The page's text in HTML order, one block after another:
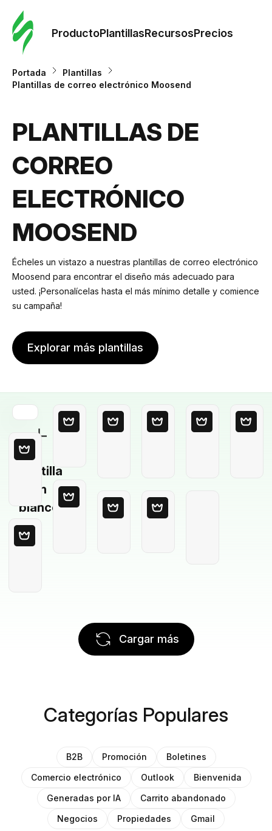
ProductoPlantillasRecursosPrecios
Portada
Plantillas
Plantillas de correo electrónico Moosend
PLANTILLAS DE
CORREO
ELECTRÓNICO
MOOSEND
Écheles un vistazo a nuestras plantillas de correo electrónico
Moosend para encontrar el diseño más adecuado para
usted. ¡Personalícelas hasta el más mínimo detalle y comience
su campaña!
Explorar más plantillas
Plantilla
en
blanco
Cargar más
Categorías Populares
B2B Promoción
Boletines
Comercio electrónico
Outlook
Bienvenida
Generadas por IA
Carrito abandonado
Negocios
Propiedades Gmail